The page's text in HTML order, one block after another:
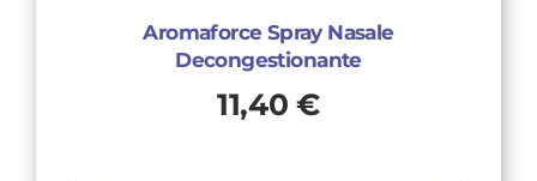
Aromaforce Spray Nasale
Decongestionante
11,40€